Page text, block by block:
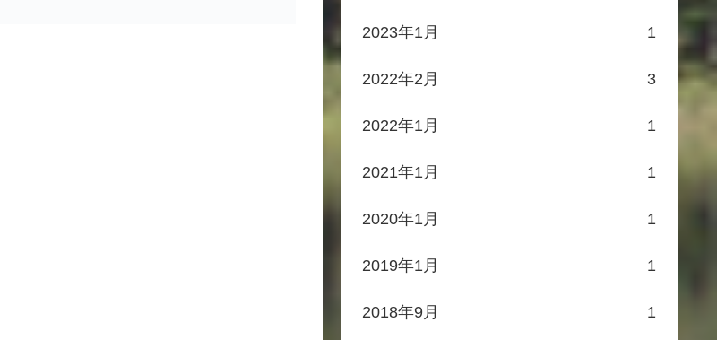
2023年1月 1
2022年2月 3
2022年1月 1
2021年1月 1
2020年1月 1
2019年1月 1
2018年9月 1